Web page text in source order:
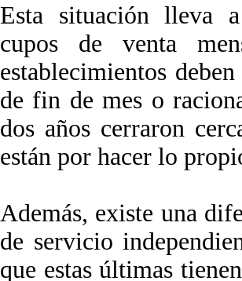
Esta situación lleva
cupos de venta
establecimientos
de fin de mes o
dos años cerraron
están por hacer lo
Además, existe una
de servicio
que estas últimas